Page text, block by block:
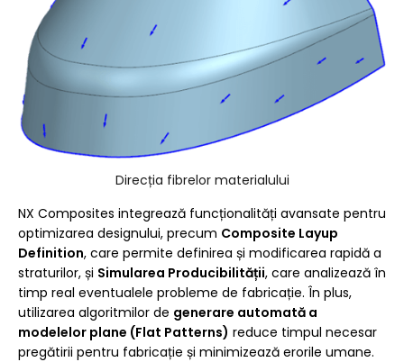
Direcția fibrelor materialului
NX Composites integrează funcționalități avansate pentru
optimizarea designului, precum Composite Layup
Definition, care permite definirea și modificarea rapidă a
straturilor, și Simularea Producibilității, care analizează în
timp real eventualele probleme de fabricație. În plus,
utilizarea algoritmilor de generare automată a
modelelor plane (Flat Patterns) reduce timpul necesar
pregătirii pentru fabricație și minimizează erorile umane.